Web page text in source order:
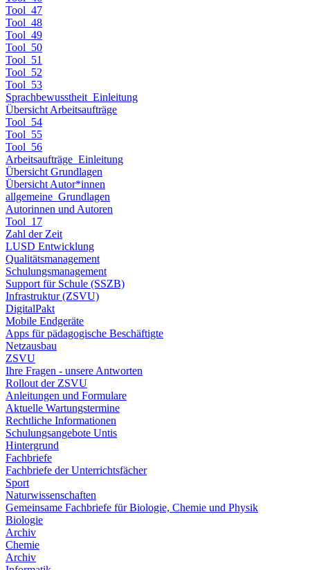
Tool_47
Tool_48
Tool_49
Tool_50
Tool_51
Tool_52
Tool_53
Sprachbewusstheit_Einleitung
Übersicht Arbeitsaufträge
Tool_54
Tool_55
Tool_56
Arbeitsaufträge_Einleitung
Übersicht Grundlagen
Übersicht Autor*innen
allgemeine_Grundlagen
Autorinnen und Autoren
Tool_17
Zahl der Zeit
LUSD Entwicklung
Qualitätsmanagement
Schulungsmanagement
Support für Schule (SSZB)
Infrastruktur (ZSVU)
DigitalPakt
Mobile Endgeräte
Apps für pädagogische Beschäftigte
Netzausbau
ZSVU
Ihre Fragen - unsere Antworten
Rollout der ZSVU
Anleitungen und Formulare
Aktuelle Wartungstermine
Rechtliche Informationen
Schulungsangebote Untis
Hintergrund
Fachbriefe
Fachbriefe der Unterrichtsfächer
Sport
Naturwissenschaften
Gemeinsame Fachbriefe für Biologie, Chemie und Physik
Biologie
Archiv
Chemie
Archiv